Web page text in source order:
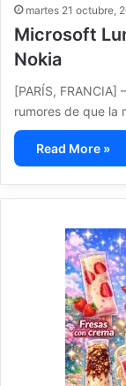
martes 21 octubre,
Microsoft
Nokia
[PARÍS,
rumores de que la
Read More »